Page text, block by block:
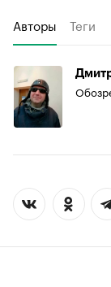
Авторы Теги